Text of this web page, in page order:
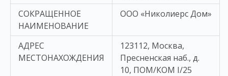
СОКРАЩЕННОЕ
НАИМЕНОВАНИЕ
ООО «Николиерс Дом»
АДРЕС
МЕСТОНАХОЖДЕНИЯ
123112, Москва,
Пресненская наб., д.
10, ПОМ/КОМ I/25